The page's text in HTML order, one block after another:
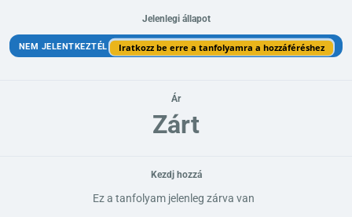
Jelenlegi állapot
NEM JELENTKEZTÉL Iratkozz be erre a tanfolyamra a hozzáféréshez
Ár
Zárt
Kezdj hozzá
Ez a tanfolyam jelenleg zárva van